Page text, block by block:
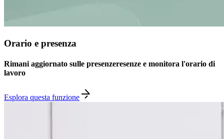
Orario e presenza
Rimani aggiornato sulle presenzeresenze e monitora l'orario di
lavoro
Esplora questa funzione